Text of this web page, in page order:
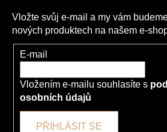
Vložte svůj e-mail a my vám
nových produktech na našem e-
E-mail
Vložením e-mailu souhlasíte s
osobních údajů
PŘIHLÁSIT SE